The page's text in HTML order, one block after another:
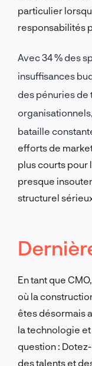
particulier
responsabilités
Avec 34 % des
insuffisances
des pénuries de
bataille
efforts de
plus courts pour
presque
structurel
En tant que
où la
êtes désormais
la technologie
question :
des talents et